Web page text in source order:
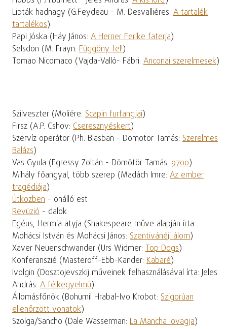
Lipták hadnagy (G.Feydeau - M. Desvalliéres: A tartalék
tartalékos)
Papi Jóska (Háy János: A Herner Ferike faterja)
Selsdon (M. Frayn: Függöny fel!)
Tomao Nicomaco (Vajda-Valló- Fábri: Anconai szerelmesek)
Szilveszter (Moliére: Scapin furfangjai)
Firsz (A.P. Cshov: Cseresznyéskert)
Szervíz operátor (Ph. Blasban - Dömötör Tamás: Szerelmes
Balázs)
Vas Gyula (Egressy Zoltán - Dömötör Tamás: 9700)
Mihály főangyal, több szerep (Madách Imre: Az ember
tragédiája)
Útközben - önálló est
Revüzió - dalok
Egéus, Hermia atyja (Shakespeare műve alapján írta
Mohácsi István és Mohácsi János: Szentivánéji álom)
Xaver Neuenschwander (Urs Widmer: Top Dogs)
Konferanszié (Masteroff-Ebb-Kander: Kabaré)
Ivolgin (Dosztojevszkij műveinek felhasználásával írta: Jeles
András: A félkegyelmű)
Állomásfőnök (Bohumil Hrabal-Ivo Krobot: Szigorúan
ellenőrzött vonatok)
Szolga/Sancho (Dale Wasserman: La Mancha lovagja)